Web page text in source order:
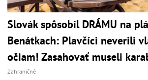
Slovák spôsobil DRÁMU na
Benátkach: Plavčíci neverili
očiam! Zasahovať museli
Zahraničné